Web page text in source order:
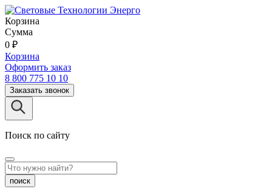
Корзина
Сумма
0 ₽
Корзина
Оформить заказ
8 800 775 10 10
Заказать звонок
Поиск по сайту
поиск